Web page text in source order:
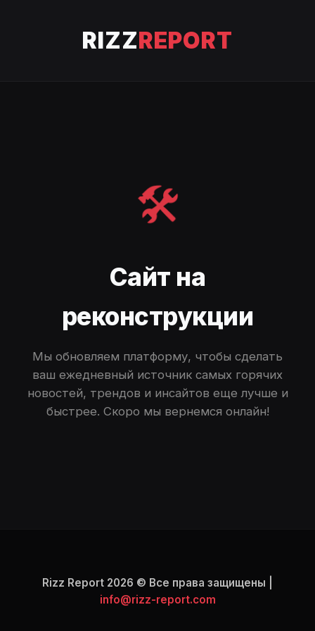
RIZZREPORT
🛠️
Сайт на
реконструкции
Мы обновляем платформу, чтобы сделать
ваш ежедневный источник самых горячих
новостей, трендов и инсайтов еще лучше и
быстрее. Скоро мы вернемся онлайн!
Rizz Report 2026 © Все права защищены |
info@rizz-report.com